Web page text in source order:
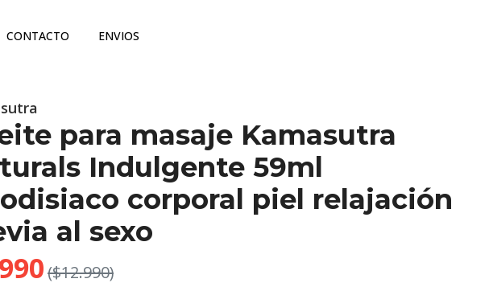
CONTACTO ENVIOS
para masaje Kamasutra
Indulgente 59ml
corporal piel relajación
al sexo
($12.990)